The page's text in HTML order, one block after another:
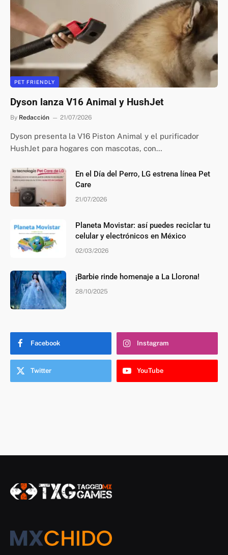
PET FRIENDLY
Dyson lanza V16 Animal y HushJet
By Redacción 21/07/2026
Dyson presenta la V16 Piston Animal y el purificador
HushJet para hogares con mascotas, con…
En el Día del Perro, LG estrena línea Pet
Care
21/07/2026
Planeta Movistar: así puedes reciclar tu
celular y electrónicos en México
02/03/2026
¡Barbie rinde homenaje a La Llorona!
28/10/2025
Facebook Instagram
Twitter YouTube